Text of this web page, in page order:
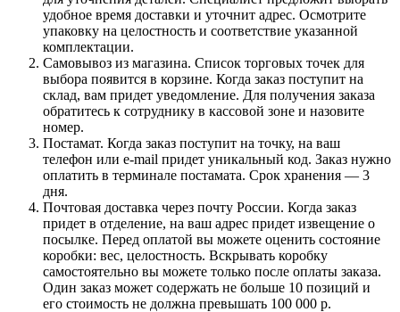
удобное время доставки и уточнит адрес. Осмотрите
упаковку на целостность и соответствие указанной
комплектации.
Самовывоз из магазина. Список торговых точек для
выбора появится в корзине. Когда заказ поступит на
склад, вам придет уведомление. Для получения заказа
обратитесь к сотруднику в кассовой зоне и назовите
номер.
Постамат. Когда заказ поступит на точку, на ваш
телефон или e-mail придет уникальный код. Заказ нужно
оплатить в терминале постамата. Срок хранения — 3
дня.
Почтовая доставка через почту России. Когда заказ
придет в отделение, на ваш адрес придет извещение о
посылке. Перед оплатой вы можете оценить состояние
коробки: вес, целостность. Вскрывать коробку
самостоятельно вы можете только после оплаты заказа.
Один заказ может содержать не больше 10 позиций и
его стоимость не должна превышать 100 000 р.